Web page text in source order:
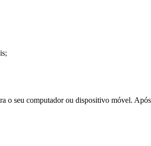
o seu computador ou dispositivo móvel.